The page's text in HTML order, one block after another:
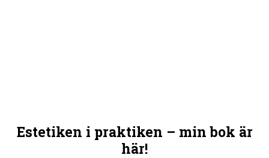
Estetiken i praktiken – min bok är
här!